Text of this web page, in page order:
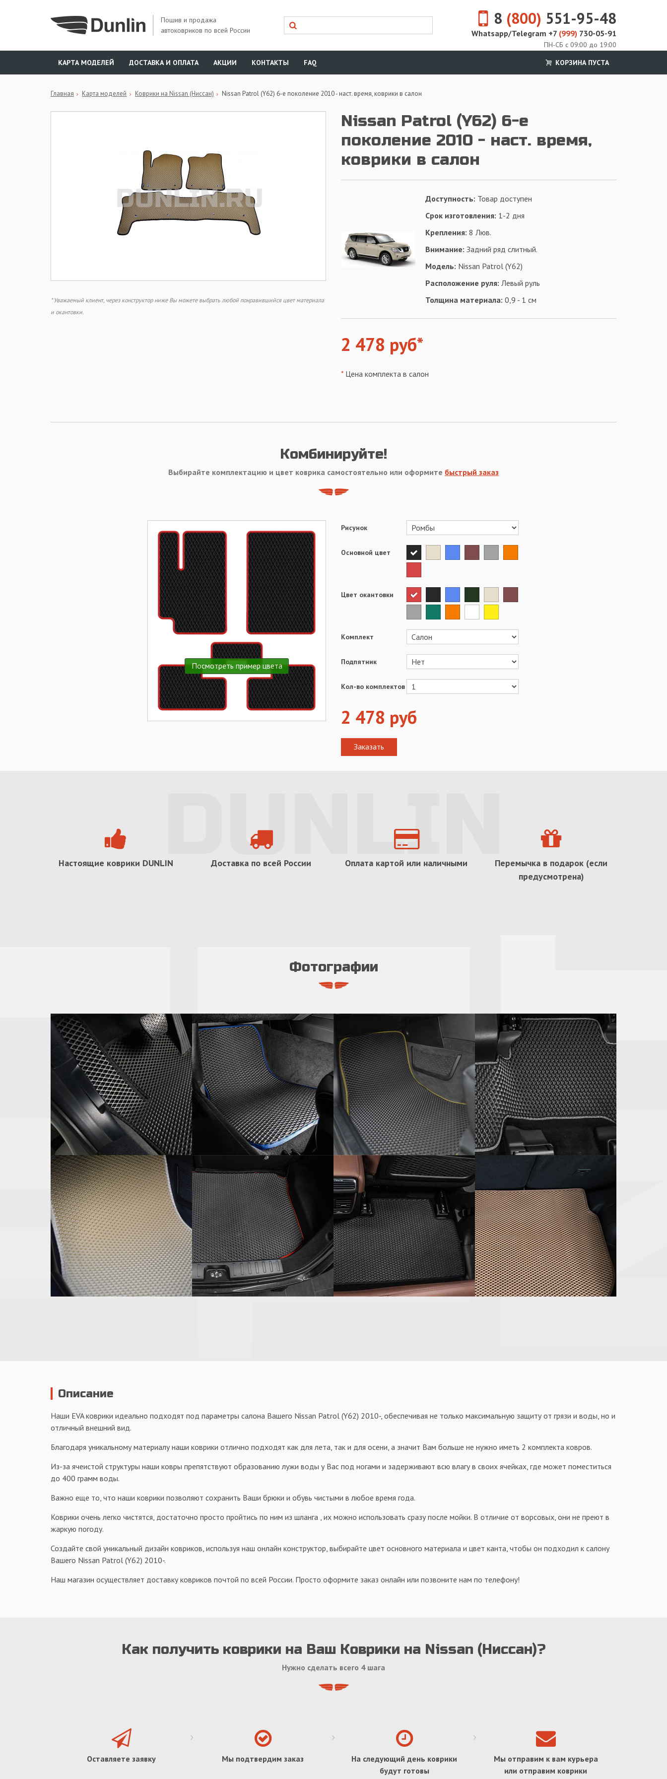
Пошив и продажа
автоковриков по всей России
8 (800) 551-95-48
Whatsapp/Telegram +7 (999) 730-05-91
ПН-СБ с 09:00 до 19:00
КАРТА МОДЕЛЕЙ
ДОСТАВКА И ОПЛАТА АКЦИИ КОНТАКТЫ FAQ КОРЗИНА ПУСТА
Главная Карта моделей Коврики на Nissan (Ниссан) Nissan Patrol (Y62) 6-е поколение 2010 - наст. время, коврики в салон
Nissan Patrol (Y62) 6-е
поколение 2010 - наст. время,
коврики в салон
* Уважаемый клиент, через конструктор ниже Вы можете выбрать любой понравившийся цвет материала
и окантовки.
Доступность: Товар доступен
Срок изготовления: 1-2 дня
Крепления: 8 Люв.
Внимание: Задний ряд слитный.
Модель: Nissan Patrol (Y62)
Расположение руля: Левый руль
Толщина материала: 0,9 - 1 см
2 478 руб*
* Цена комплекта в салон
Комбинируйте!
Выбирайте комплектацию и цвет коврика самостоятельно или оформите быстрый заказ
Посмотреть пример цвета
Рисунок
Основной цвет
Цвет окантовки
Комплект
Подпятник
Кол-во комплектов
2 478 руб
Настоящие коврики DUNLIN Доставка по всей России Оплата картой или наличными
Перемычка в подарок (если
предусмотрена)
Фотографии
Описание
Наши EVA коврики идеально подходят под параметры салона Вашего Nissan Patrol (Y62) 2010-, обеспечивая не только максимальную защиту от грязи и воды, но и
отличный внешний вид.
Благодаря уникальному материалу наши коврики отлично подходят как для лета, так и для осени, а значит Вам больше не нужно иметь 2 комплекта ковров.
Из-за ячеистой структуры наши ковры препятствуют образованию лужи воды у Вас под ногами и задерживают всю влагу в своих ячейках, где может поместиться
до 400 грамм воды.
Важно еще то, что наши коврики позволяют сохранить Ваши брюки и обувь чистыми в любое время года.
Коврики очень легко чистятся, достаточно просто пройтись по ним из шланга , их можно использовать сразу после мойки. В отличие от ворсовых, они не преют в
жаркую погоду.
Создайте свой уникальный дизайн ковриков, используя наш онлайн конструктор, выбирайте цвет основного материала и цвет канта, чтобы он подходил к салону
Вашего Nissan Patrol (Y62) 2010-.
Наш магазин осуществляет доставку ковриков почтой по всей России. Просто оформите заказ онлайн или позвоните нам по телефону!
Как получить коврики на Ваш Коврики на Nissan (Ниссан)?
Нужно сделать всего 4 шага
Оставляете заявку Мы подтвердим заказ
На следующий день коврики
будут готовы
Мы отправим к вам курьера
или отправим коврики